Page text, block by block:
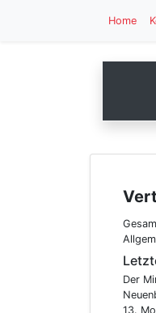
Home
Der
13.